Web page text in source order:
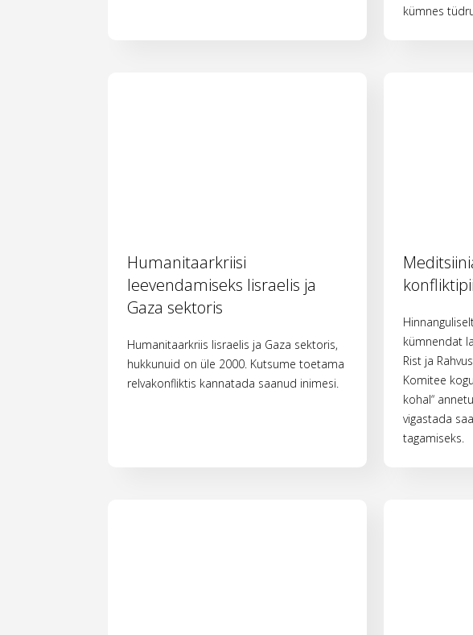
kümnes
Humanitaarkriisi
leevendamiseks Iisraelis ja
Gaza sektoris
Humanitaarkriis Iisraelis ja Gaza sektoris,
hukkunuid on üle 2000. Kutsume toetama
relvakonfliktis kannatada saanud inimesi.
kümnendat
Rist ja
Komitee
kohal“
vigastada
tagamiseks.